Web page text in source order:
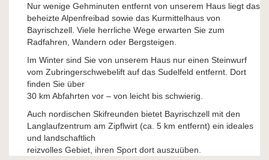
Nur wenige Gehminuten entfernt von unserem Haus liegt das
beheizte Alpenfreibad sowie das Kurmittelhaus von
Bayrischzell. Viele herrliche Wege erwarten Sie zum
Radfahren, Wandern oder Bergsteigen.
Im Winter sind Sie von unserem Haus nur einen Steinwurf
vom Zubringerschwebelift auf das Sudelfeld entfernt. Dort
finden Sie über
30 km Abfahrten vor – von leicht bis schwierig.
Auch nordischen Skifreunden bietet Bayrischzell mit den
Langlaufzentrum am Zipflwirt (ca. 5 km entfernt) ein ideales
und landschaftlich
reizvolles Gebiet, ihren Sport dort auszuüben.